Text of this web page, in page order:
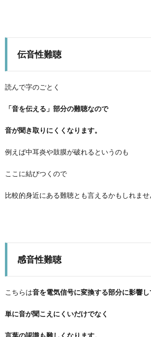
伝音性難聴
読んで字のごとく
「音を伝える」部分の難聴なので
音が聞き取りにくくなります。
例えば中耳炎や鼓膜が破れるというのも
ここに結びつくので
比較的身近にある難聴とも言えるかもしれませ
感音性難聴
こちらは音を電気信号に変換する部分に影響
単に音が聞こえにくいだけでなく
言葉の認識も難しくなります。